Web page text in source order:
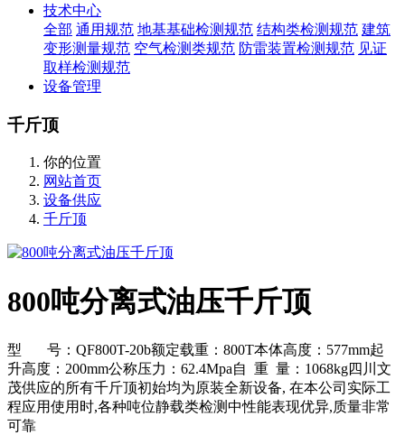
技术中心
全部 通用规范 地基基础检测规范 结构类检测规范 建筑
变形测量规范 空气检测类规范 防雷装置检测规范 见证
取样检测规范
设备管理
千斤顶
你的位置
网站首页
设备供应
千斤顶
800吨分离式油压千斤顶
型 号：QF800T-20b额定载重：800T本体高度：577mm起
升高度：200mm公称压力：62.4Mpa自 重 量：1068kg四川文
茂供应的所有千斤顶初始均为原装全新设备, 在本公司实际工
程应用使用时,各种吨位静载类检测中性能表现优异,质量非常
可靠